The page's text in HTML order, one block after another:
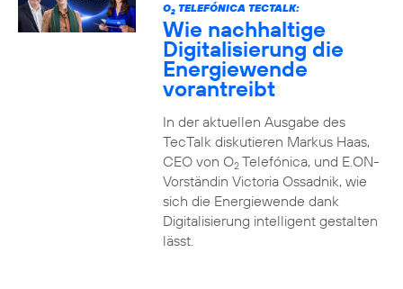
O2TELEFÓNICA TECTALK:
Wie nachhaltige
Digitalisierung die
Energiewende
vorantreibt
In der aktuellen Ausgabe des
TecTalk diskutieren Markus Haas,
CEO von O2Telefónica, und E.ON-
Vorständin Victoria Ossadnik, wie
sich die Energiewende dank
Digitalisierung intelligent gestalten
lässt.